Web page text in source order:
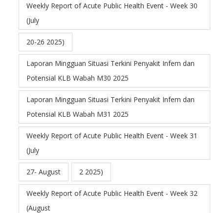
Weekly Report of Acute Public Health Event - Week 30
(July
20-26 2025)
Laporan Mingguan Situasi Terkini Penyakit Infem dan
Potensial KLB Wabah M30 2025
Laporan Mingguan Situasi Terkini Penyakit Infem dan
Potensial KLB Wabah M31 2025
Weekly Report of Acute Public Health Event - Week 31
(July
27- August 2 2025)
Weekly Report of Acute Public Health Event - Week 32
(August